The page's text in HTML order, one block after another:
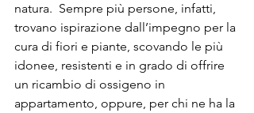
natura.  Sempre più persone, infatti,
trovano ispirazione dall’impegno per la
cura di fiori e piante, scovando le più
idonee, resistenti e in grado di offrire
un ricambio di ossigeno in
appartamento, oppure, per chi ne ha la